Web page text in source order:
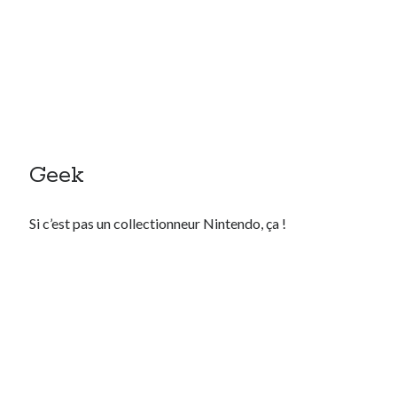
Geek
Si c’est pas un collectionneur Nintendo, ça !